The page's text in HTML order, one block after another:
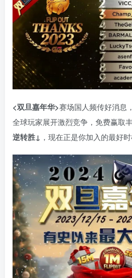
<双旦嘉年华>赛场国人频传好消息
全球玩家展开激烈竞争，免费赢取
逆转胜↓ ，现在正是你加入的最好时